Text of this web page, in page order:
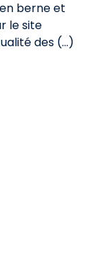
en berne et
le site
des (…)